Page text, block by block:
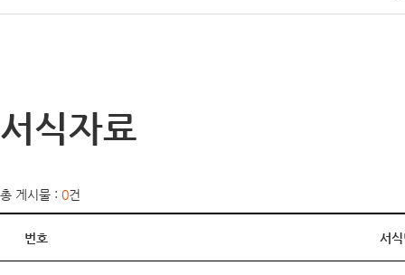
서식자료
총 게시물 : 0건
번호 서